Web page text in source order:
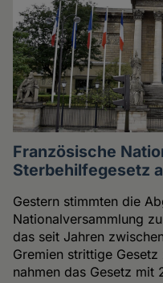
Französische
Sterbehilfegesetz
Gestern stimmten die
Nationalversammlung
das seit Jahren
Gremien strittige
nahmen das Gesetz mit